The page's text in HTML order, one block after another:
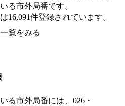
る市外局番です。
16,091件登録されています。
覧をみる
る市外局番には、026・